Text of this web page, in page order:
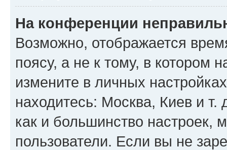
На конференции
Возможно, отображается
поясу, а не к тому, в котором
измените в личных
находитесь: Москва, Киев и т.
как и большинство настроек,
пользователи. Если вы не